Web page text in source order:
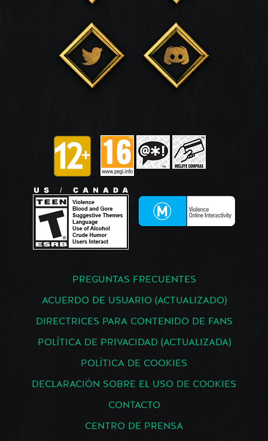
PREGUNTAS FRECUENTES
ACUERDO DE USUARIO (ACTUALIZADO)
DIRECTRICES PARA CONTENIDO DE FANS
POLÍTICA DE PRIVACIDAD (ACTUALIZADA)
POLÍTICA DE COOKIES
DECLARACIÓN SOBRE EL USO DE COOKIES
CONTACTO
CENTRO DE PRENSA